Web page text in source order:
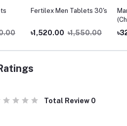
Fertilex Men Tablets 30's
৳1,520.00 ৳1,550.00
Total Review 0